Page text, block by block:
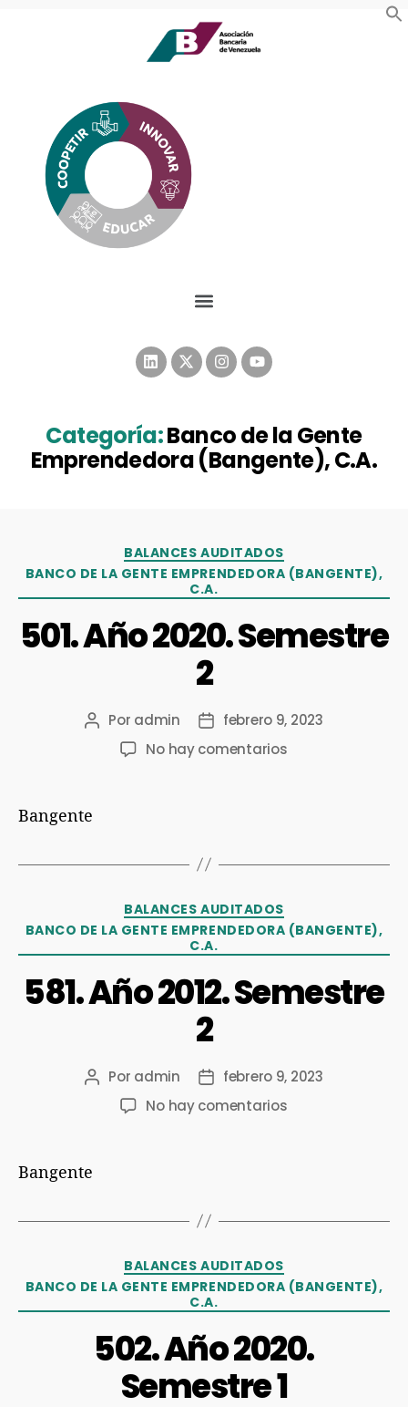
Categoría:Banco de la Gente
Emprendedora (Bangente), C.A.
BALANCES AUDITADOS
BANCO DE LA GENTE EMPRENDEDORA (BANGENTE),
C.A.
501. Año 2020. Semestre
2
Por admin
febrero 9, 2023
No hay comentarios
Bangente
BALANCES AUDITADOS
BANCO DE LA GENTE EMPRENDEDORA (BANGENTE),
C.A.
581. Año 2012. Semestre
2
Por admin
febrero 9, 2023
No hay comentarios
Bangente
BALANCES AUDITADOS
BANCO DE LA GENTE EMPRENDEDORA (BANGENTE),
C.A.
502. Año 2020.
Semestre 1